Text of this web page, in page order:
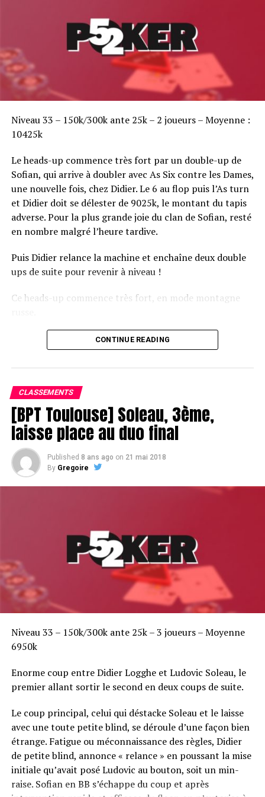
Niveau 33 – 150k/300k ante 25k – 2 joueurs – Moyenne :
10425k
Le heads-up commence très fort par un double-up de
Sofian, qui arrive à doubler avec As Six contre les Dames,
une nouvelle fois, chez Didier. Le 6 au flop puis l’As turn
et Didier doit se délester de 9025k, le montant du tapis
adverse. Pour la plus grande joie du clan de Sofian, resté
en nombre malgré l’heure tardive.
Puis Didier relance la machine et enchaîne deux double
ups de suite pour revenir à niveau !
Ce heads-up commence très fort, en mode montagne
Le champagne va réchauffer si les deux finalistes ne se décident pas !
CONTINUE READING
CLASSEMENTS
[BPT Toulouse] Soleau, 3ème,
laisse place au duo final
Published 8 ans ago on 21 mai 2018
By Gregoire
Niveau 33 – 150k/300k ante 25k – 3 joueurs – Moyenne
6950k
Enorme coup entre Didier Logghe et Ludovic Soleau, le
premier allant sortir le second en deux coups de suite.
Le coup principal, celui qui déstacke Soleau et le laisse
avec une toute petite blind, se déroule d’une façon bien
étrange. Fatigue ou méconnaissance des règles, Didier
de petite blind, annonce « relance » en poussant la mise
initiale qu’avait posé Ludovic au bouton, soit un min-
raise. Sofian en BB s’échappe du coup et après